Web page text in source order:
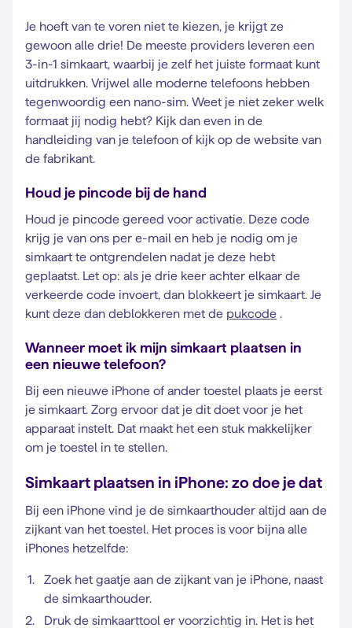
Je hoeft van te voren niet te kiezen, je krijgt ze
gewoon alle drie! De meeste providers leveren een
3-in-1 simkaart, waarbij je zelf het juiste formaat kunt
uitdrukken. Vrijwel alle moderne telefoons hebben
tegenwoordig een nano-sim. Weet je niet zeker welk
formaat jij nodig hebt? Kijk dan even in de
handleiding van je telefoon of kijk op de website van
de fabrikant.
Houd je pincode bij de hand
Houd je pincode gereed voor activatie. Deze code
krijg je van ons per e-mail en heb je nodig om je
simkaart te ontgrendelen nadat je deze hebt
geplaatst. Let op: als je drie keer achter elkaar de
verkeerde code invoert, dan blokkeert je simkaart. Je
kunt deze dan deblokkeren met de pukcode .
Wanneer moet ik mijn simkaart plaatsen in
een nieuwe telefoon?
Bij een nieuwe iPhone of ander toestel plaats je eerst
je simkaart. Zorg ervoor dat je dit doet voor je het
apparaat instelt. Dat maakt het een stuk makkelijker
om je toestel in te stellen.
Simkaart plaatsen in iPhone: zo doe je dat
Bij een iPhone vind je de simkaarthouder altijd aan de
zijkant van het toestel. Het proces is voor bijna alle
iPhones hetzelfde:
Zoek het gaatje aan de zijkant van je iPhone, naast
de simkaarthouder.
Druk de simkaarttool er voorzichtig in. Het is het